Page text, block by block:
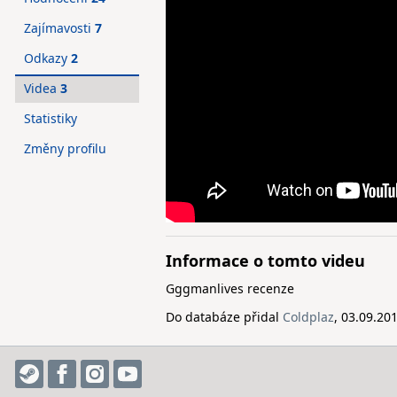
Informace o tomto videu
Gggmanlives recenze
Do databáze přidal Coldplaz,
Zajímavosti 7
Odkazy 2
Videa 3
Statistiky
Změny profilu